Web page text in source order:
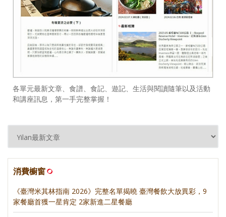
各單元最新文章、食譜、食記、遊記、生活與閱讀隨筆以及活動
和講座訊息，第一手完整掌握！
消費櫥窗
《臺灣米其林指南 2026》完整名單揭曉 臺灣餐飲大放異彩，9
家餐廳首獲一星肯定 2家新進二星餐廳